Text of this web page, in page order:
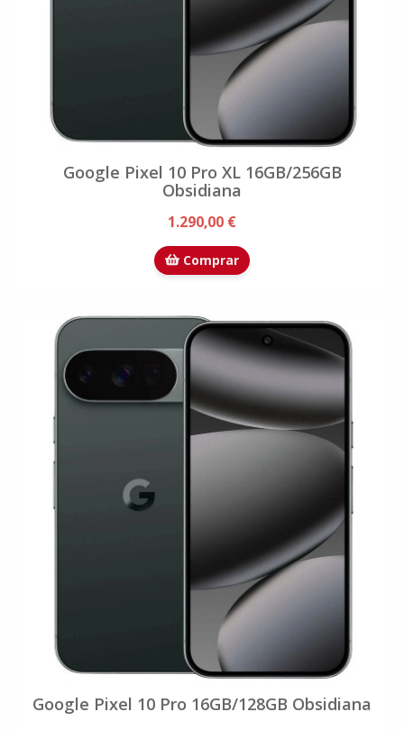
Google Pixel 10 Pro XL 16GB/256GB
Obsidiana
1.290,00 €
Comprar
Google Pixel 10 Pro 16GB/128GB Obsidiana